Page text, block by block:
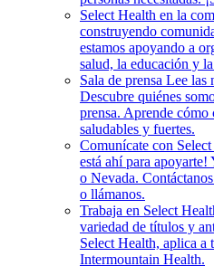
Select Health en la
construyendo
estamos apoyando a
salud, la educación y
Sala de prensa Lee las
Descubre quiénes
prensa. Aprende cómo
saludables y fuertes.
Comunícate con
está ahí para
o Nevada.
o llámanos.
Trabaja en Select
variedad de títulos y
Select Health, aplica a
Intermountain Health.